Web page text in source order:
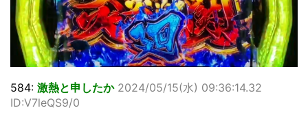
584: 激熱と申したか 2024/05/15(水) 09:36:14.32
ID:V7leQS9/0